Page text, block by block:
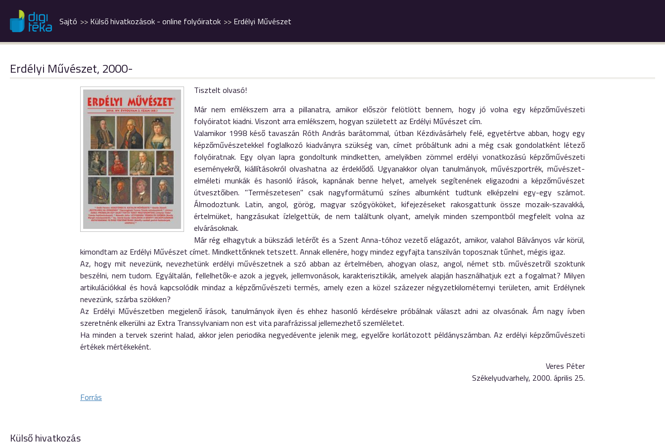
Erdélyi Művészet
Külső hivatkozások - online folyóiratok
Sajtó
Erdélyi Művészet, 2000-
Tisztelt olvasó!
Már nem emlékszem arra a pillanatra, amikor először felötlött bennem, hogy jó volna egy képzőművészeti
folyóiratot kiadni. Viszont arra emlékszem, hogyan született az Erdélyi Művészet cím.
Valamikor 1998 késő tavaszán Róth András barátommal, útban Kézdivásárhely felé, egyetértve abban, hogy egy
képzőművészetekkel foglalkozó kiadványra szükség van, címet próbáltunk adni a még csak gondolatként létező
folyóiratnak. Egy olyan lapra gondoltunk mindketten, amelyikben zömmel erdélyi vonatkozású képzőművészeti
eseményekről, kiállításokról olvashatna az érdeklődő. Ugyanakkor olyan tanulmányok, művészportrék, művészet-
elméleti munkák és hasonló írások, kapnának benne helyet, amelyek segítenének eligazodni a képzőművészet
útvesztőiben. "Természetesen" csak nagyformátumú színes albumként tudtunk elképzelni egy-egy számot.
Álmodoztunk. Latin, angol, görög, magyar szógyököket, kifejezéseket rakosgattunk össze mozaik-szavakká,
értelmüket, hangzásukat ízlelgettük, de nem találtunk olyant, amelyik minden szempontból megfelelt volna az
elvárásoknak.
Már rég elhagytuk a bükszádi letérőt és a Szent Anna-tóhoz vezető elágazót, amikor, valahol Bálványos vár körül,
kimondtam az Erdélyi Művészet címet. Mindkettőnknek tetszett. Annak ellenére, hogy mindez egyfajta tanszilván toposznak tűnhet, mégis igaz.
Az, hogy mit nevezünk, nevezhetünk erdélyi művészetnek a szó abban az értelmében, ahogyan olasz, angol, német stb. művészetről szoktunk
beszélni, nem tudom. Egyáltalán, fellelhetők-e azok a jegyek, jellemvonások, karakterisztikák, amelyek alapján használhatjuk ezt a fogalmat? Milyen
artikulációkkal és hová kapcsolódik mindaz a képzőművészeti termés, amely ezen a közel százezer négyzetkilométernyi területen, amit Erdélynek
nevezünk, szárba szökken?
Az Erdélyi Művészetben megjelenő írások, tanulmányok ilyen és ehhez hasonló kérdésekre próbálnak választ adni az olvasónak. Ám nagy ívben
szeretnénk elkerülni az Extra Transsylvaniam non est vita parafrázissal jellemezhető szemléletet.
Ha minden a tervek szerint halad, akkor jelen periodika negyedévente jelenik meg, egyelőre korlátozott példányszámban. Az erdélyi képzőművészeti
értékek mértékeként.
Veres Péter
Székelyudvarhely, 2000. április 25.
Forrás
Külső hivatkozás